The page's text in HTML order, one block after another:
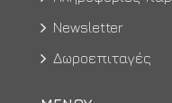
Newsletter
Δωροεπιταγές